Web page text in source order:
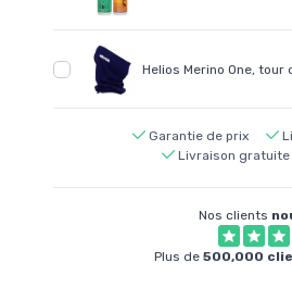
Helios Merino One, tour
Garantie de prix
Livraison
Nos clients
Plus de 500,000